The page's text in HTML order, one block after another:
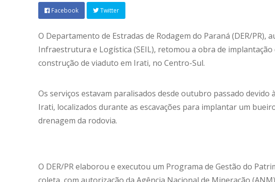
Facebook Twitter
O Departamento de Estradas de Rodagem do Paraná (DER/PR),
Infraestrutura e Logística (SEIL), retomou a obra de implantação
construção de viaduto em Irati, no Centro-Sul.
Os serviços estavam paralisados desde outubro passado devido
Irati, localizados durante as escavações para implantar um
drenagem da rodovia.
O DER/PR elaborou e executou um Programa de Gestão do